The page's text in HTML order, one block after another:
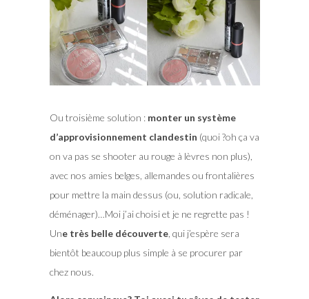
Ou troisième solution :monter un système
d’approvisionnement clandestin (quoi ?oh ça va
on va pas se shooter au rouge à lèvres non plus),
avec nos amies belges, allemandes ou frontalières
pour mettre la main dessus (ou, solution radicale,
déménager)…Moi j’ai choisi et je ne regrette pas !
Une très belle découverte, qui j’espère sera
bientôt beaucoup plus simple à se procurer par
chez nous.